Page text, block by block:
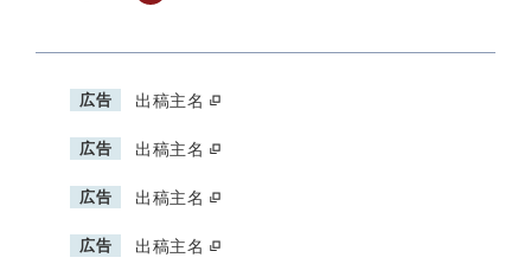
広告 出稿主名
広告 出稿主名
広告 出稿主名
広告 出稿主名